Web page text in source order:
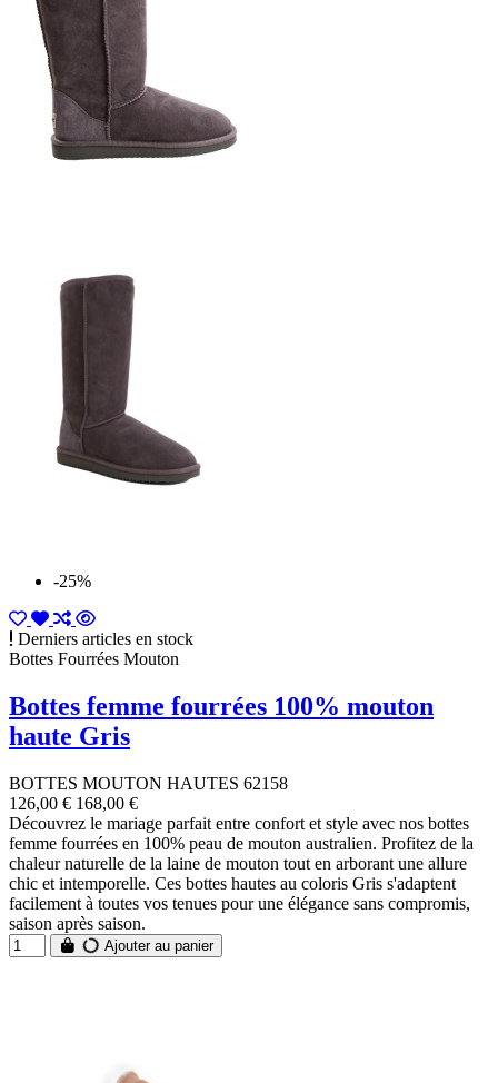
-25%
Derniers articles en stock
Bottes Fourrées Mouton
Bottes femme fourrées 100% mouton
haute Gris
BOTTES MOUTON HAUTES 62158
126,00 € 168,00 €
Découvrez le mariage parfait entre confort et style avec nos bottes
femme fourrées en 100% peau de mouton australien. Profitez de la
chaleur naturelle de la laine de mouton tout en arborant une allure
chic et intemporelle. Ces bottes hautes au coloris Gris s'adaptent
facilement à toutes vos tenues pour une élégance sans compromis,
saison après saison.
Ajouter au panier